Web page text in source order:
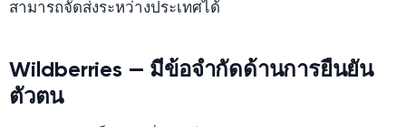
สามารถจัดส่งระหว่างประเทศได้
Wildberries — มีข้อจำกัดด้านการยืนยัน
ตัวตน